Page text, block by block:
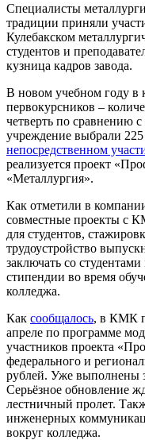
Специалисты
традиции приняли
Кулебакском
студентов и
кузница кадров завода.
В новом учебном году в
первокурсников –
четверть по сравнению
учреждение выбрали 225
непосредственном
реализуется проект
«Металлургия».
Как отметили в
совместные проекты с
для студентов,
трудоустройство
заключать со
стипендии во время
колледжа.
Как сообщалось, в КМК
апреле по программе
участников проекта
федерального и
рублей. Уже выполнены
Серьёзное обновление
лестничный пролет.
инженерных
вокруг колледжа.